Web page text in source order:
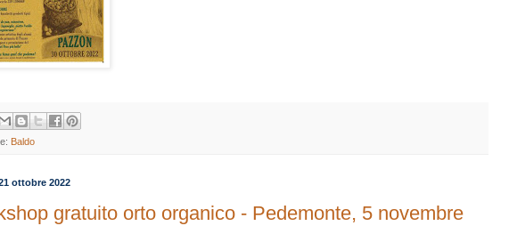
Baldo
ottobre 2022
gratuito orto organico - Pedemonte, 5 novembre